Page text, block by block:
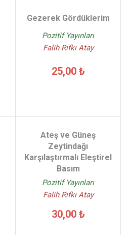
Gezerek Gördüklerim
Pozitif Yayınları
Falih Rıfkı Atay
25,00 ₺
Ateş ve Güneş
Zeytindağı
Karşılaştırmalı Eleştirel
Basım
Pozitif Yayınları
Falih Rıfkı Atay
30,00 ₺